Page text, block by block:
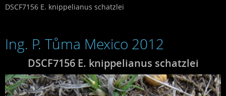
DSCF7156 E. knippelianus schatzlei
Ing. P. Tůma Mexico 2012
DSCF7156 E. knippelianus schatzlei